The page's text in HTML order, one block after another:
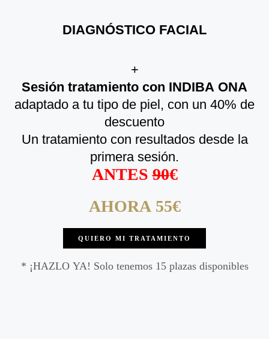
DIAGNÓSTICO FACIAL
+
Sesión tratamiento con INDIBA ONA
adaptado a tu tipo de piel, con un 40% de
descuento
Un tratamiento con resultados desde la
primera sesión.
ANTES90€
AHORA 55€​
QUIERO MI TRATAMIENTO
* ¡HAZLO YA! Solo tenemos 15 plazas disponibles